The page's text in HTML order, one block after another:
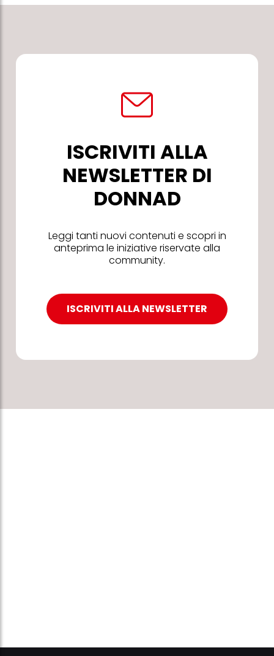
ISCRIVITI ALLA
NEWSLETTER DI
DONNAD
Leggi tanti nuovi contenuti e scopri in
anteprima le iniziative riservate alla
community.
ISCRIVITI ALLA NEWSLETTER